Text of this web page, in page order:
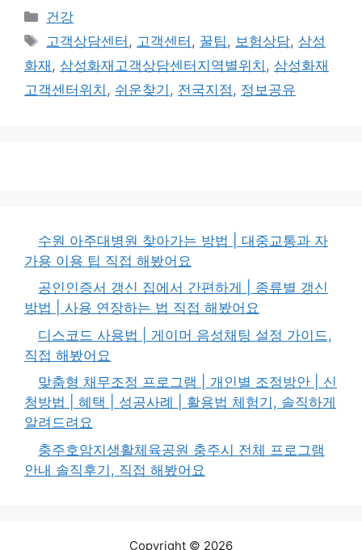
카
테
리
건강
태
그
고객상담센터 , 고객센터 , 꿀팁 , 보험상담, 삼성
화재 , 삼성화재고객상담센터지역별위치 , 삼성화재
고객센터위치 , 쉬운찾기 , 전국지점 , 정보공유
수원 아주대병원 찾아가는 방법 | 대중교통과 자
가용 이용 팁 직접 해봤어요
공인인증서 갱신 집에서 간편하게 | 종류별 갱신
방법 | 사용 연장하는 법 직접 해봤어요
디스코드 사용법 | 게이머 음성채팅 설정 가이드,
직접 해봤어요
맞춤형 채무조정 프로그램 | 개인별 조정방안 | 신
청방법 | 혜택 | 성공사례 | 활용법 체험기, 솔직하게
알려드려요
충주호암지생활체육공원 충주시 전체 프로그램
안내 솔직후기, 직접 해봤어요
Copyright © 2026